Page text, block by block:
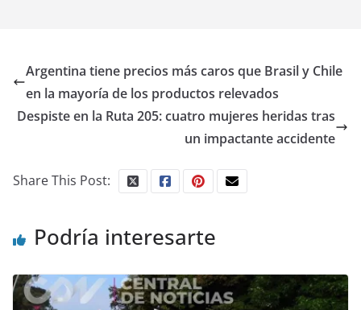
Argentina tiene precios más caros que Brasil y Chile
en la mayoría de los productos relevados
Despiste en la Ruta 205: cuatro mujeres heridas tras
un impactante accidente
Share This Post:
Podría interesarte